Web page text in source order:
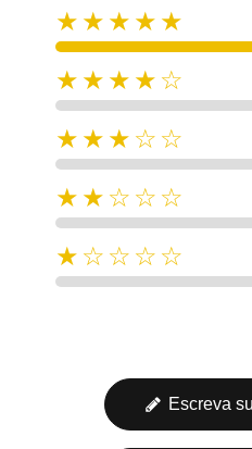
★★★★★
★★★★☆
★★★☆☆
★★☆☆☆
★☆☆☆☆
Escreva